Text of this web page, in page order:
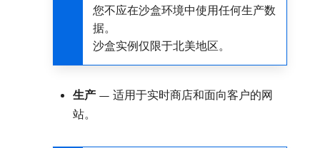
您不应在沙盒环境中使用任何生产数
据。
沙盒实例仅限于北美地区。
生产 — 适用于实时商店和面向客户的网
站。